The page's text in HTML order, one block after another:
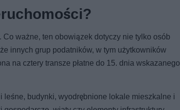
ważne, ten obowiązek dotyczy nie tylko osób
innych grup podatników, w tym użytkowników
na cztery transze płatne do 15. dnia wskazanego
leśne, budynki, wyodrębnione lokale mieszkalne i